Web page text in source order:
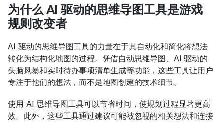
为什么 AI 驱动的思维导图工具是游戏
规则改变者
AI 驱动的思维导图工具的力量在于其自动化和简化将想法
转化为结构化地图的过程。凭借自动思维导图、AI 驱动的
头脑风暴和实时待办事项清单生成等功能，这些工具让用户
专注于他们的想法，而不是地图创建的技术细节。
使用 AI 思维导图工具可以节省时间，使规划过程显著更高
效。此外，这些工具通过建议可能被忽视的相关想法和连接